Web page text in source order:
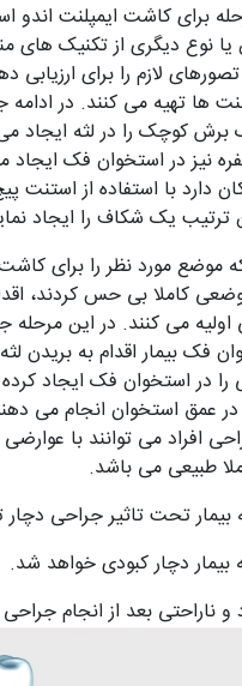
برای کاشت ایمپلنت اندو
نوع دیگری از تکنیک های
لازم را برای
ها تهیه می کنند. در
برش کوچک را در لثه ایجاد
نیز در استخوان فک
دارد با استفاده از استنت
ترتیب یک شکاف را ایجاد
موضع مورد نظر را برای کاشت
کاملا بی حس کردند،
می کنند. در این مرحله
فک بیمار اقدام به بریدن
را در استخوان فک ایجاد
در عمق استخوان انجام می
افراد می توانند با عوارضی
طبیعی می باشد.
تحت تاثیر جراحی
دچار کبودی خواهد شد.
ناراحتی بعد از انجام جراحی